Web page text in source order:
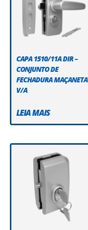
CAPA 1510/11A DIR –
CONJUNTO DE
FECHADURA MAÇANETA
V/A
LEIA MAIS